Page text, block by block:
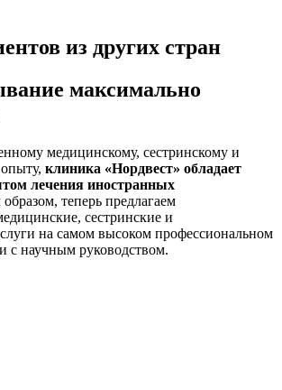
из других стран
максимально
медицинскому, сестринскому и
клиника «Нордвест» обладает
лечения иностранных
теперь предлагаем
сестринские и
на самом высоком профессиональном
с научным руководством.